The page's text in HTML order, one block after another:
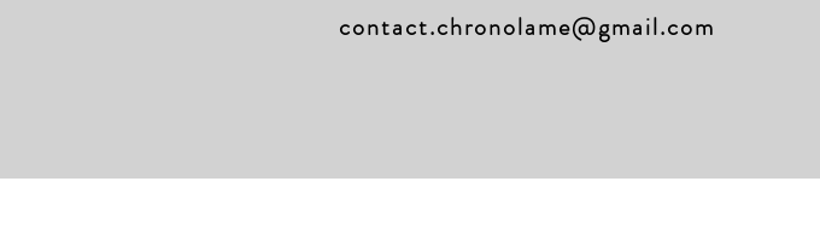
contact.chronolame@gmail.com